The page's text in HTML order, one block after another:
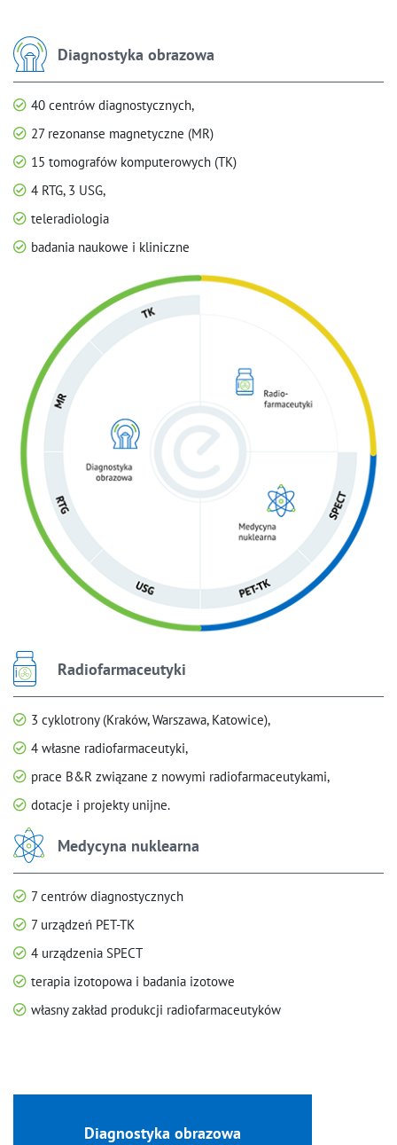
Diagnostyka obrazowa
40 centrów diagnostycznych,
27 rezonanse magnetyczne (MR)
15 tomografów komputerowych (TK)
4 RTG, 3 USG,
teleradiologia
badania naukowe i kliniczne
Radiofarmaceutyki
3 cyklotrony (Kraków, Warszawa, Katowice),
4 własne radiofarmaceutyki,
prace B&R związane z nowymi radiofarmaceutykami,
dotacje i projekty unijne.
Medycyna nuklearna
7 centrów diagnostycznych
7 urządzeń PET-TK
4 urządzenia SPECT
terapia izotopowa i badania izotowe
własny zakład produkcji radiofarmaceutyków
Diagnostyka obrazowa